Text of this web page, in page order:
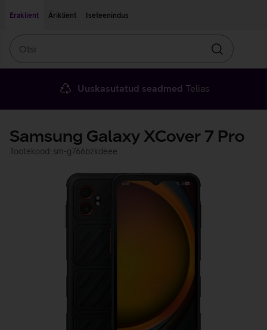
Eraklient
Äriklient Iseteenindus
Otsin
Uuskasutatud seadmed Telias
Samsung Galaxy XCover 7 Pro
Tootekood: sm-g766bzkdeee